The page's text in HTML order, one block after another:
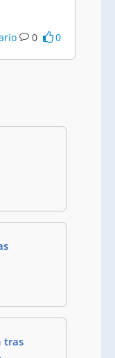
0 0
tras